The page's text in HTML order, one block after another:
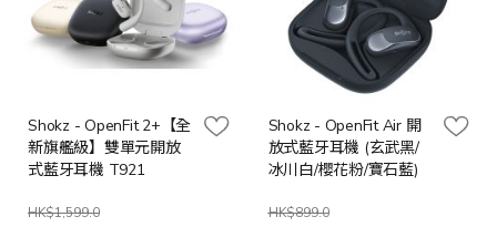
Shokz - OpenFit 2+【全
新旗艦級】雙單元開放
式藍牙耳機 T921
HK$1,599.0
Shokz - OpenFit Air 開
放式藍牙耳機 (玄武黑/
冰川白/櫻花粉/寶石藍)
HK$899.0